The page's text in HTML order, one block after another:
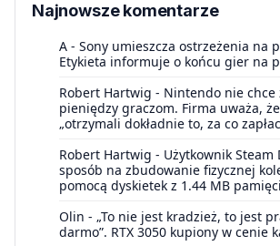
Najnowsze komentarze
A - Sony umieszcza ostrzeżenia na
Etykieta informuje o końcu gier na
Robert Hartwig - Nintendo nie chce
pieniędzy graczom. Firma uważa,
„otrzymali dokładnie to, za co
Robert Hartwig - Użytkownik Steam
sposób na zbudowanie fizycznej
pomocą dyskietek z 1.44 MB pamięci
Olin - „To nie jest kradzież, to jest
darmo”. RTX 3050 kupiony w cenie